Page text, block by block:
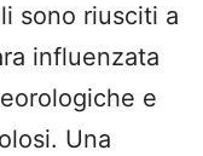
sono riusciti a
influenzata
e
Una